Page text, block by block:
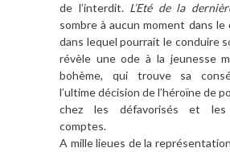
de l’interdit. L’Eté de la
sombre à aucun moment dans le
dans lequel pourrait le conduire
révèle une ode à la jeunesse
bohème, qui trouve sa
l’ultime décision de l’héroïne de
chez les défavorisés et les
comptes.
A mille lieues de la